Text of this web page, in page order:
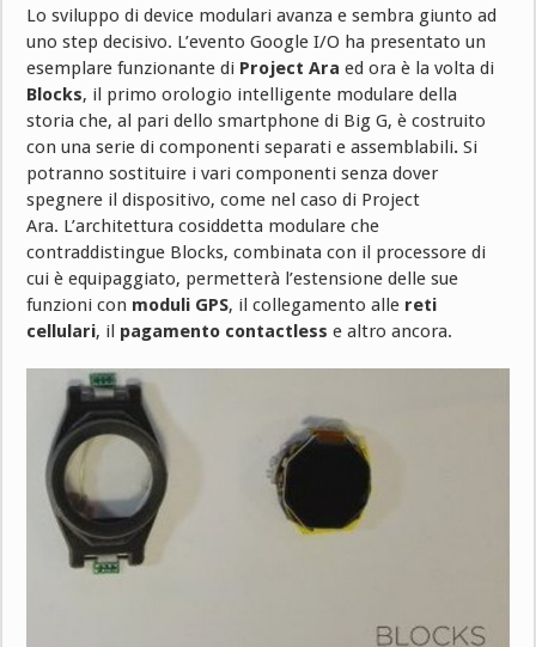
Lo sviluppo di device modulari avanza e sembra giunto ad
uno step decisivo. L’evento Google I/O ha presentato un
esemplare funzionante di Project Ara ed ora è la volta di
Blocks, il primo orologio intelligente modulare della
storia che, al pari dello smartphone di Big G, è costruito
con una serie di componenti separati e assemblabili. Si
potranno sostituire i vari componenti senza dover
spegnere il dispositivo, come nel caso di Project
Ara. L’architettura cosiddetta modulare che
contraddistingue Blocks, combinata con il processore di
cui è equipaggiato, permetterà l’estensione delle sue
funzioni con moduli GPS, il collegamento alle reti
cellulari, il pagamento contactless e altro ancora.